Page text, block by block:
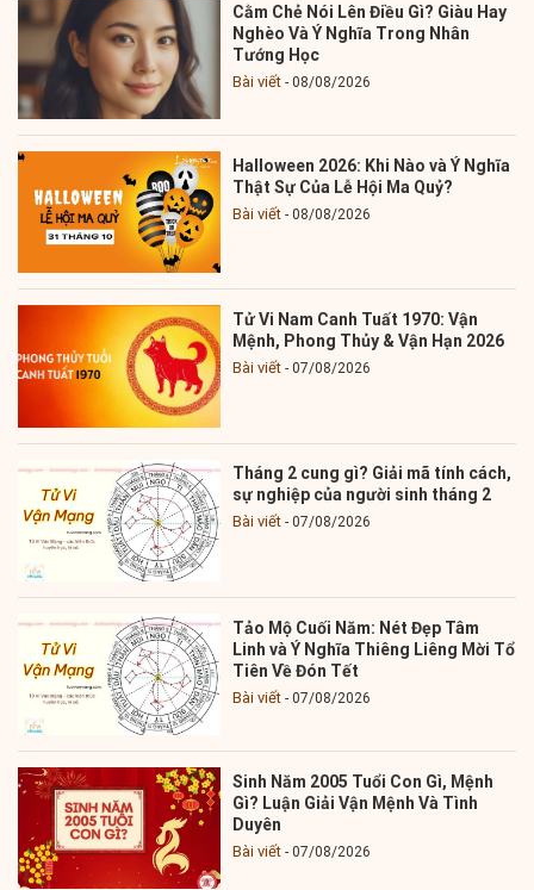
Cằm Chẻ Nói Lên Điều Gì? Giàu Hay
Nghèo Và Ý Nghĩa Trong Nhân
Tướng Học
Bài viết 08/08/2026
Halloween 2026: Khi Nào và Ý Nghĩa
Thật Sự Của Lễ Hội Ma Quỷ?
Bài viết 08/08/2026
Tử Vi Nam Canh Tuất 1970: Vận
Mệnh, Phong Thủy & Vận Hạn 2026
Bài viết 07/08/2026
Tháng 2 cung gì? Giải mã tính cách,
sự nghiệp của người sinh tháng 2
Bài viết 07/08/2026
Tảo Mộ Cuối Năm: Nét Đẹp Tâm
Linh và Ý Nghĩa Thiêng Liêng Mời Tổ
Tiên Về Đón Tết
Bài viết 07/08/2026
Sinh Năm 2005 Tuổi Con Gì, Mệnh
Gì? Luận Giải Vận Mệnh Và Tình
Duyên
Bài viết 07/08/2026